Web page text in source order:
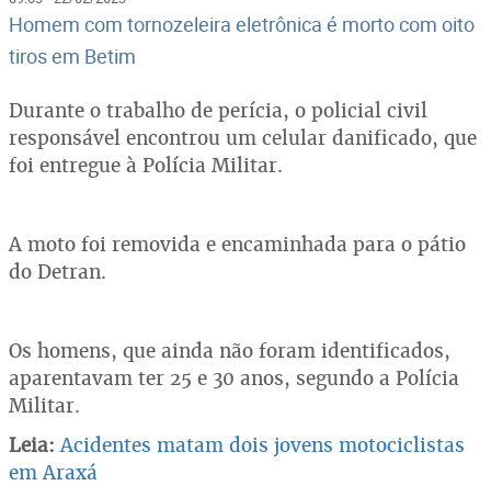
Homem com tornozeleira eletrônica é morto com oito
tiros em Betim
Durante o trabalho de perícia, o policial civil
responsável encontrou um celular danificado, que
foi entregue à Polícia Militar.
A moto foi removida e encaminhada para o pátio
do Detran.
Os homens, que ainda não foram identificados,
aparentavam ter 25 e 30 anos, segundo a Polícia
Militar.
Leia: Acidentes matam dois jovens motociclistas
em Araxá